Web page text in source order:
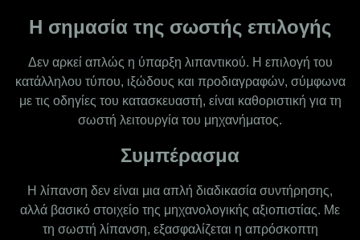
Η σημασία της σωστής επιλογής
Δεν αρκεί απλώς η ύπαρξη λιπαντικού. Η επιλογή του
κατάλληλου τύπου, ιξώδους και προδιαγραφών, σύμφωνα
με τις οδηγίες του κατασκευαστή, είναι καθοριστική για τη
σωστή λειτουργία του μηχανήματος.
Συμπέρασμα
Η λίπανση δεν είναι μια απλή διαδικασία συντήρησης,
αλλά βασικό στοιχείο της μηχανολογικής αξιοπιστίας. Με
τη σωστή λίπανση, εξασφαλίζεται η απρόσκοπτη